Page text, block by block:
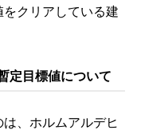
クリアしている建
定目標値について
、ホルムアルデヒ